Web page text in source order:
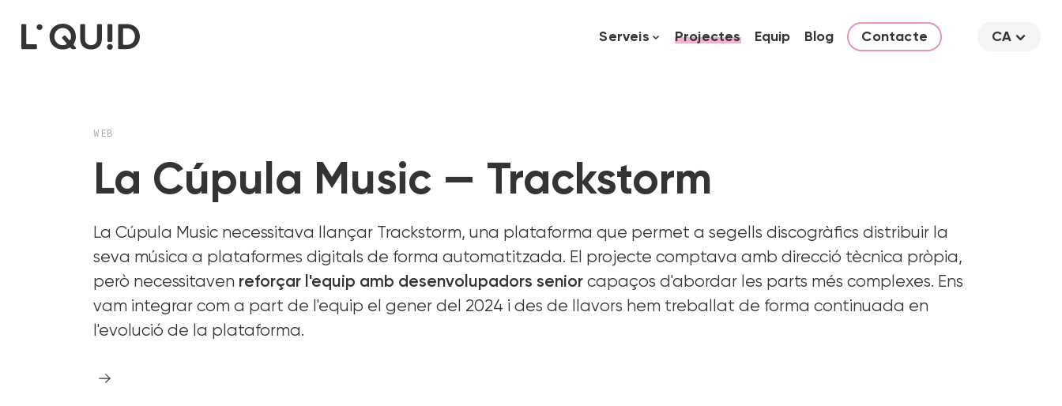
Serveis Projectes Equip Blog Contacte CA
WEB
La Cúpula Music — Trackstorm
La Cúpula Music necessitava llançar Trackstorm, una plataforma que permet a segells discogràfics distribuir la
seva música a plataformes digitals de forma automatitzada. El projecte comptava amb direcció tècnica pròpia,
però necessitaven reforçar l'equip amb desenvolupadors senior capaços d'abordar les parts més complexes. Ens
vam integrar com a part de l'equip el gener del 2024 i des de llavors hem treballat de forma continuada en
l'evolució de la plataforma.